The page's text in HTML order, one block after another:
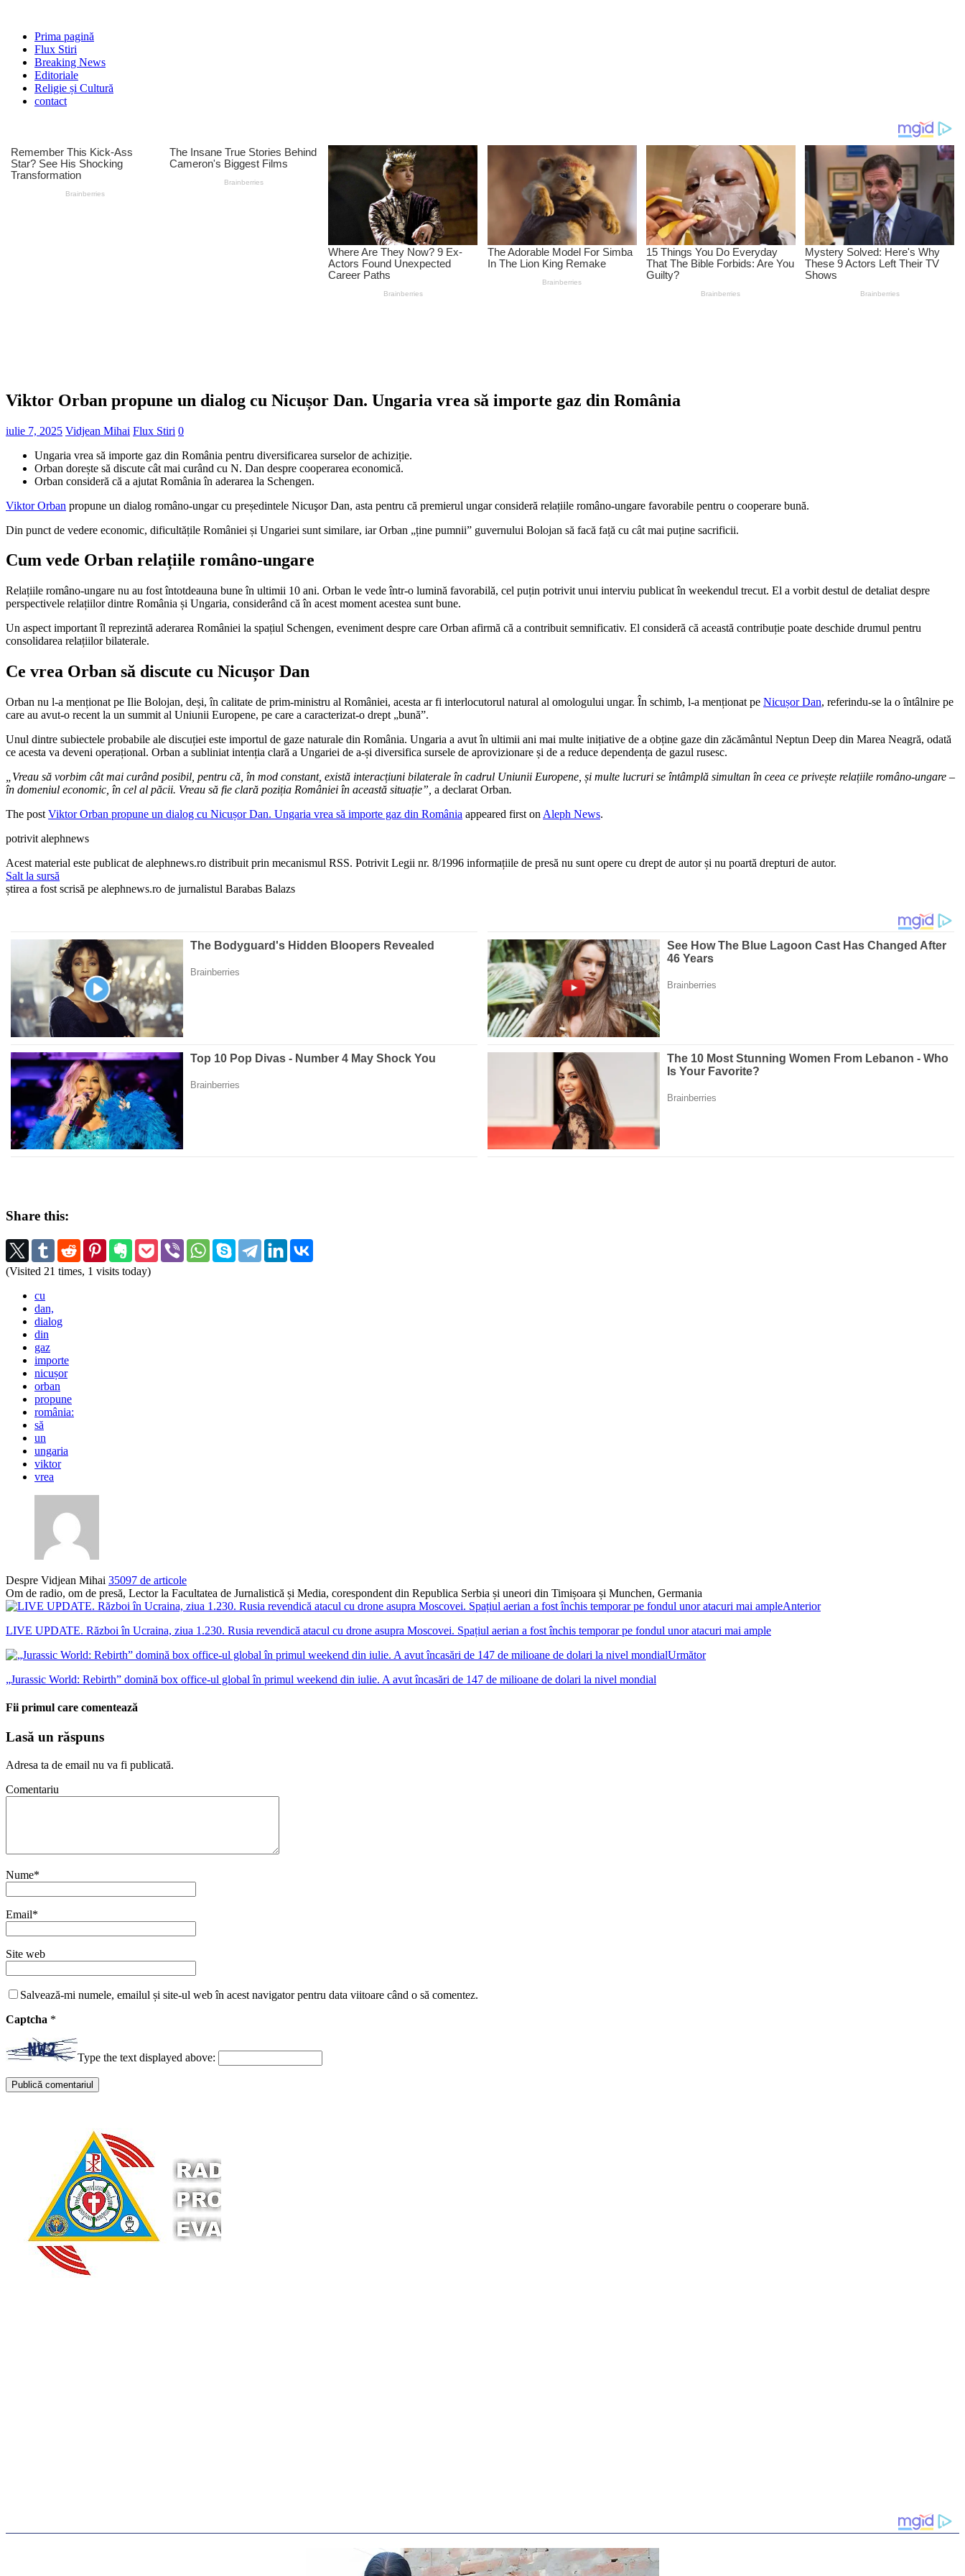
Prima pagină
Flux Stiri
Breaking News
Editoriale
Religie și Cultură
contact
Viktor Orban propune un dialog cu Nicușor Dan. Ungaria vrea să importe gaz din România
iulie 7, 2025 Vidjean Mihai Flux Stiri 0
Ungaria vrea să importe gaz din România pentru diversificarea surselor de achiziție.
Orban dorește să discute cât mai curând cu N. Dan despre cooperarea economică.
Orban consideră că a ajutat România în aderarea la Schengen.
Viktor Orban propune un dialog româno-ungar cu președintele Nicuşor Dan, asta pentru că premierul ungar consideră relațiile româno-ungare favorabile pentru o cooperare bună.
Din punct de vedere economic, dificultățile României și Ungariei sunt similare, iar Orban „ține pumnii” guvernului Bolojan să facă față cu cât mai puține sacrificii.
Cum vede Orban relațiile româno-ungare
Relațiile româno-ungare nu au fost întotdeauna bune în ultimii 10 ani. Orban le vede într-o lumină favorabilă, cel puțin potrivit unui interviu publicat în weekendul trecut. El a vorbit destul de detaliat despre
perspectivele relațiilor dintre România și Ungaria, considerând că în acest moment acestea sunt bune.
Un aspect important îl reprezintă aderarea României la spațiul Schengen, eveniment despre care Orban afirmă că a contribuit semnificativ. El consideră că această contribuție poate deschide drumul pentru
consolidarea relațiilor bilaterale.
Ce vrea Orban să discute cu Nicușor Dan
Orban nu l-a menționat pe Ilie Bolojan, deși, în calitate de prim-ministru al României, acesta ar fi interlocutorul natural al omologului ungar. În schimb, l-a menționat pe Nicușor Dan, referindu-se la o întâlnire pe
care au avut-o recent la un summit al Uniunii Europene, pe care a caracterizat-o drept „bună”.
Unul dintre subiectele probabile ale discuției este importul de gaze naturale din România. Ungaria a avut în ultimii ani mai multe inițiative de a obține gaze din zăcământul Neptun Deep din Marea Neagră, odată
ce acesta va deveni operațional. Orban a subliniat intenția clară a Ungariei de a-și diversifica sursele de aprovizionare și de a reduce dependența de gazul rusesc.
„Vreau să vorbim cât mai curând posibil, pentru că, în mod constant, există interacțiuni bilaterale în cadrul Uniunii Europene, și multe lucruri se întâmplă simultan în ceea ce privește relațiile româno-ungare –
în domeniul economic, în cel al păcii. Vreau să fie clară poziția României în această situație”, a declarat Orban.
The post Viktor Orban propune un dialog cu Nicușor Dan. Ungaria vrea să importe gaz din România appeared first on Aleph News.
potrivit alephnews
Acest material este publicat de alephnews.ro distribuit prin mecanismul RSS. Potrivit Legii nr. 8/1996 informațiile de presă nu sunt opere cu drept de autor și nu poartă drepturi de autor.
Salt la sursă
știrea a fost scrisă pe alephnews.ro de jurnalistul Barabas Balazs
Share this:
(Visited 21 times, 1 visits today)
cu
dan,
dialog
din
gaz
importe
nicușor
orban
propune
românia:
să
un
ungaria
viktor
vrea
Despre Vidjean Mihai 35097 de articole
Om de radio, om de presă, Lector la Facultatea de Jurnalistică și Media, corespondent din Republica Serbia și uneori din Timișoara și Munchen, Germania
Anterior
LIVE UPDATE. Război în Ucraina, ziua 1.230. Rusia revendică atacul cu drone asupra Moscovei. Spațiul aerian a fost închis temporar pe fondul unor atacuri mai ample
Următor
„Jurassic World: Rebirth” domină box office-ul global în primul weekend din iulie. A avut încasări de 147 de milioane de dolari la nivel mondial
Fii primul care comentează
Lasă un răspuns
Adresa ta de email nu va fi publicată.
Comentariu
Nume*
Email*
Site web
Salvează-mi numele, emailul și site-ul web în acest navigator pentru data viitoare când o să comentez.
Captcha *
Type the text displayed above: